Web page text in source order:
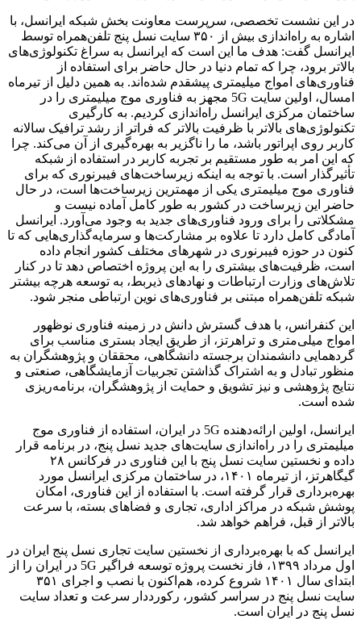
در این نشست تخصصی، سرپرست معاونت بخش شبکه ایرانسل، با
اشاره به راه‌اندازی بیش از ۳۵۰ سایت نسل پنج تلفن‌همراه توسط
ایرانسل گفت: هدف ما این است که ایرانسل به سراغ تکنولوژی‌های
بالاتر برود، چرا که تمام دنیا در حال حاضر برای استفاده از
فناوری‌های امواج میلیمتری پیشقدم شده‌اند. به همین دلیل از تیرماه
امسال، اولین سایت 5G مجهز به فناوری موج میلیمتری را در
ساختمان مرکزی ایرانسل راه‌اندازی کردیم. به کارگیری
تکنولوژی‌های بالاتر با ظرفیت بالاتر که فراتر از رشد ترافیک سالانه
کاربر روی اپراتور باشد، ما را ناگزیر به بهره‌گیری از آن می‌کند. چرا
که این امر به طور مستقیم بر تجربه کاربر در استفاده از شبکه
تأثیرگذار است. با توجه به اینکه زیرساخت‌های فیبرنوری که برای
فناوری موج میلیمتری یکی از مهمترین زیرساخت‌ها است، در حال
حاضر این زیرساخت در کشور به طور کامل آماده نیست و
مشکلاتی را برای ورود فناوری‌های جدید به وجود می‌آورد. ایرانسل
آمادگی کامل دارد تا علاوه بر مشارکت‌ها و سرمایه‌گذاری‌هایی که تا
کنون در حوزه فیبرنوری در شهرهای مختلف کشور انجام داده
است، ظرفیت‌های بیشتری را به این پروژه اختصاص دهد تا در کنار
تلاش‌های وزارت ارتباطات و نهادهای ذیربط، به توسعه هرچه بیشتر
شبکه تلفن‌همراه مبتنی بر فناوری‌های نوین ارتباطی منجر شود.
این کنفرانس، با هدف گسترش دانش در زمینه فناوری نوظهور
امواج میلی‌متری و تراهرتز، از طریق ایجاد بستری مناسب برای
گردهمایی دانشمندان برجسته دانشگاهی، محققان و پژوهشگران به
منظور تبادل و به اشتراک گذاشتن تجربیات آزمایشگاهی، صنعتی و
نتایج پژوهشی و نیز تشویق و حمایت از پژوهشگران، برنامه‌ریزی
شده است.
ایرانسل، اولین ارائه‌دهنده 5G در ایران، استفاده از فناوری موج
میلیمتری را در راه‌اندازی سایت‌های جدید نسل پنج، در برنامه قرار
داده و نخستین سایت نسل پنج با این فناوری در فرکانس ۲۸
گیگاهرتز، از تیرماه ۱۴۰۱، در ساختمان مرکزی ایرانسل مورد
بهره‌برداری قرار گرفته است. با استفاده از این فناوری، امکان
پوشش شبکه در مراکز اداری، تجاری و فضاهای بسته، با سرعت
بالاتر از قبل، فراهم خواهد شد.
ایرانسل که با بهره‌برداری از نخستین سایت تجاری نسل پنج ایران در
اول مرداد ۱۳۹۹، فاز نخست پروژه توسعه فراگیر 5G در ایران را از
ابتدای سال ۱۴۰۱ شروع کرده، هم‌اکنون با نصب و اجرای ۳۵۱
سایت نسل پنج در سراسر کشور، رکورددار سرعت و تعداد سایت
نسل پنج در ایران است.